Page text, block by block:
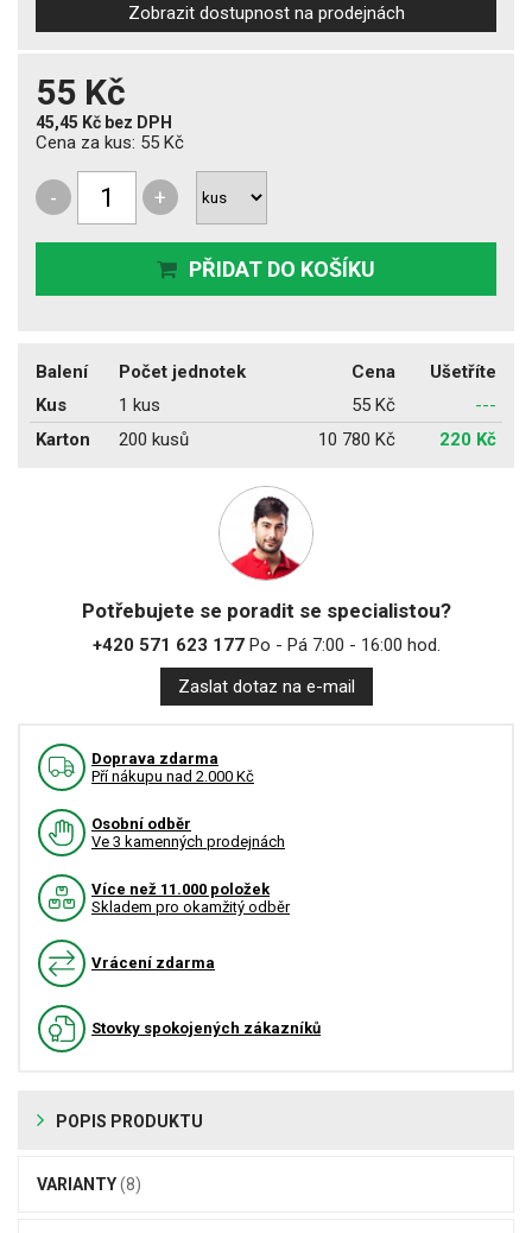
Zobrazit dostupnost na prodejnách
55 Kč
45,45 Kč bez DPH
Cena za kus: 55 Kč
- +
PŘIDAT DO KOŠÍKU
Balení Počet jednotek Cena
Ušetříte
Kus
1 kus 55 Kč
---
Karton
200 kusů 10 780 Kč 220 Kč
Potřebujete se poradit se specialistou?
+420 571 623 177Po - Pá 7:00 - 16:00 hod.
Zaslat dotaz na e-mail
Doprava zdarma
Pří nákupu nad 2.000 Kč
Osobní odběr
Ve 3 kamenných prodejnách
Více než 11.000 položek
Skladem pro okamžitý odběr
Vrácení zdarma
Stovky spokojených zákazníků
POPIS PRODUKTU
VARIANTY(8)